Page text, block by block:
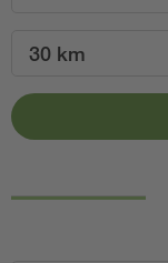
30 km